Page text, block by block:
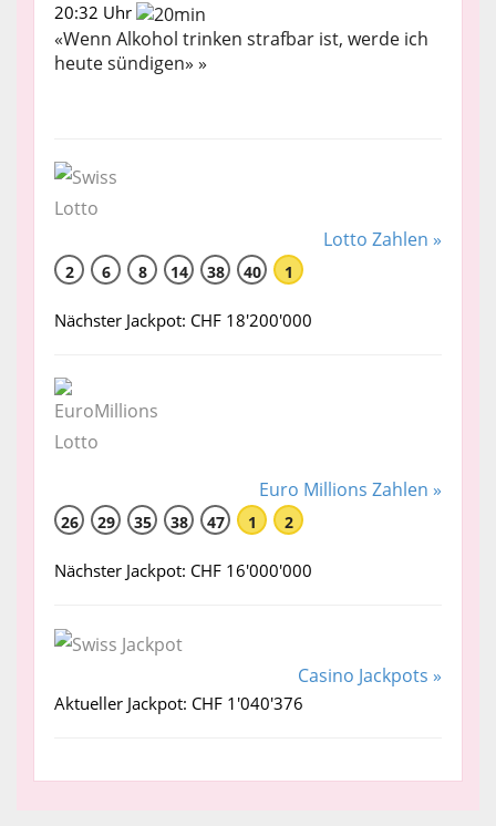
20:32 Uhr
«Wenn Alkohol trinken strafbar ist, werde ich
heute sündigen» »
Lotto Zahlen »
2 6 8 14 38 40 1
Nächster Jackpot: CHF 18'200'000
Euro Millions Zahlen »
26 29 35 38 47 1 2
Nächster Jackpot: CHF 16'000'000
Casino Jackpots »
Aktueller Jackpot: CHF 1'040'376